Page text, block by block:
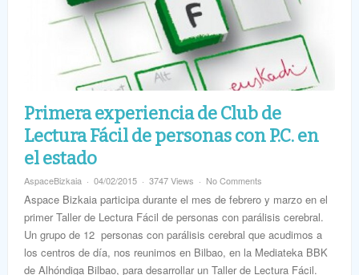
Primera experiencia de Club de
Lectura Fácil de personas con P.C. en
el estado
AspaceBizkaia 04/02/2015 3747 Views No Comments
Aspace Bizkaia participa durante el mes de febrero y marzo en el
primer Taller de Lectura Fácil de personas con parálisis cerebral.
Un grupo de 12 personas con parálisis cerebral que acudimos a
los centros de día, nos reunimos en Bilbao, en la Mediateka BBK
de Alhóndiga Bilbao, para desarrollar un Taller de Lectura Fácil.